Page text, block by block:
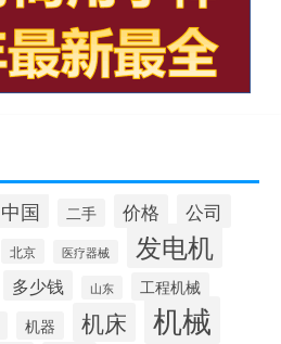
中国 二手 价格 公司
北京 医疗器械 发电机
多少钱 山东 工程机械
机器 机床 机械